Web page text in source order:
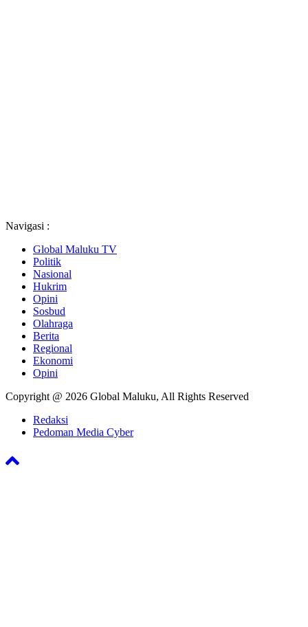
Navigasi :
Global Maluku TV
Politik
Nasional
Hukrim
Opini
Sosbud
Olahraga
Berita
Regional
Ekonomi
Opini
Copyright @ 2026 Global Maluku, All Rights Reserved
Redaksi
Pedoman Media Cyber